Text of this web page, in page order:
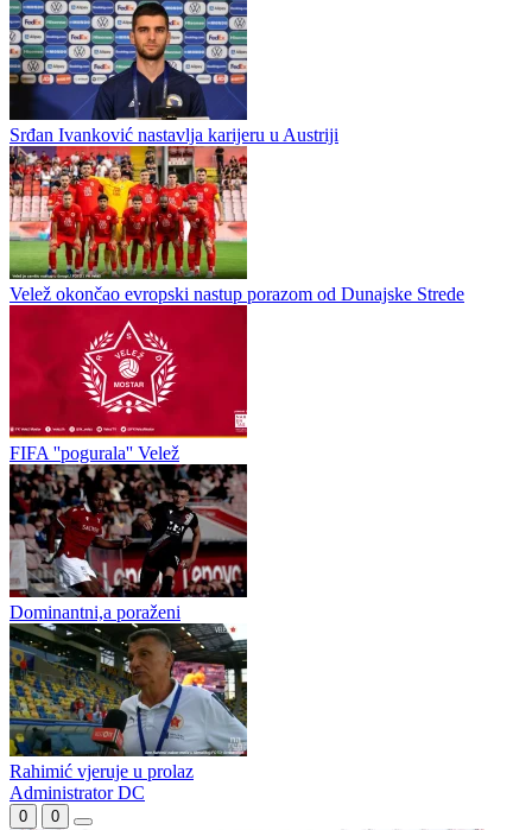
Velež doveo talentovanog Kostu Lazovića u Akademiju
Mostarski Velež nastavio je jačati svoj omladinski pogon i u redove
Akademije doveo perspektivnog šesnaestogodišnjeg fudbalera
Kostu Lazovića iz Prijedora. ...
Srđan Ivanković nastavlja karijeru u Austriji
Velež okončao evropski nastup porazom od Dunajske Strede
FIFA ''pogurala'' Velež